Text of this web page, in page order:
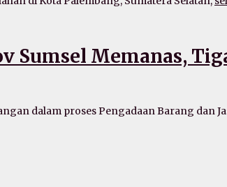
Sumsel Memanas,
dalam proses Pengadaan Barang dan